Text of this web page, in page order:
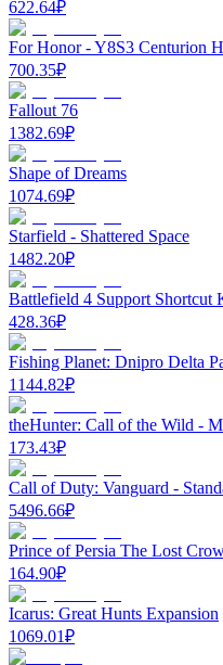
622.64₽
For Honor - Y8S3 Centurion
700.35₽
Fallout 76
1382.69₽
Shape of Dreams
1074.69₽
Starfield - Shattered Space
1482.20₽
Battlefield 4 Support Shortcut
428.36₽
Fishing Planet: Dnipro Delta
1144.82₽
theHunter: Call of the Wild -
173.43₽
Call of Duty: Vanguard -
5496.66₽
Prince of Persia The Lost
164.90₽
Icarus: Great Hunts Expansion
1069.01₽